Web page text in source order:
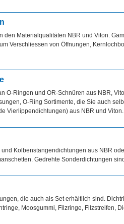
den Materialqualitäten NBR und Viton.
Verschliessen von Öffnungen,
O-Ringen und OR-Schnüren aus NBR,
O-Ring Sortimente, die Sie auch
Vierlippendichtungen) aus NBR und Viton.
Kolbenstangendichtungen aus NBR
Gedrehte Sonderdichtungen
die auch als Set erhältlich sind.
Moosgummi, Filzringe, Filzstreifen,